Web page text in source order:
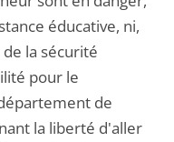
éducative, ni,
la sécurité
pour le
de
la liberté d'aller